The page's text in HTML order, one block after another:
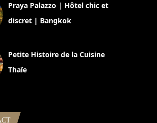
Praya Palazzo | Hôtel chic et
discret | Bangkok
Petite Histoire de la Cuisine
Thaïe